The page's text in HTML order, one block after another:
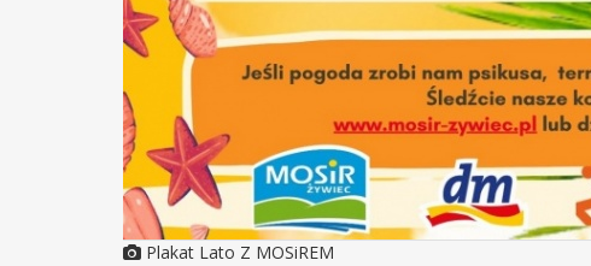
Plakat Lato Z MOSiREM